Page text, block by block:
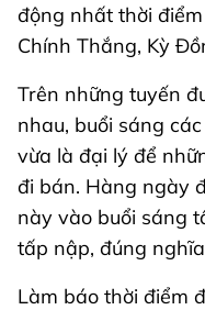
động nhất thời
Chính Thắng, Kỳ
Trên những tuyến
nhau, buổi sáng
vừa là đại lý để
đi bán. Hàng ngày
này vào buổi sáng
tấp nập, đúng nghĩa
Làm báo thời điểm